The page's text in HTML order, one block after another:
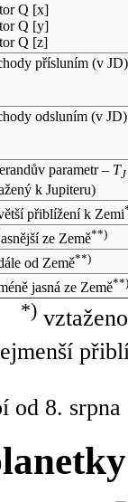
Q [x]
Q [y]
Q [z]
přísluním (v JD)
odsluním (v JD)
parametr – TJ
k Jupiteru)
přiblížení k Zemi
ze Země**)
od Země**)
jasná ze Země**)
*)
od 8.